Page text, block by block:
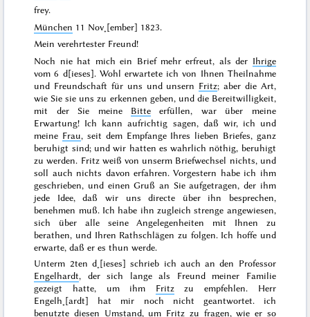
frey.
München 11 Nov˖[ember] 1823.
Mein verehrtester Freund!
Noch nie hat mich ein Brief mehr erfreut, als der Ihrige
vom6 d[ieses]. Wohl erwartete ich von Ihnen Theilnahme
und Freundschaft für uns und unsern Fritz; aber die Art,
wie Sie sie uns zu erkennen geben, und die Bereitwilligkeit,
mit der Sie meine Bitte erfüllen, war über meine
Erwartung! Ich kann aufrichtig sagen, daß wir, ich und
meine Frau, seit dem Empfange Ihres lieben Briefes, ganz
beruhigt sind; und wir hatten es wahrlich nöthig, beruhigt
zu werden. Fritz weiß von unserm Briefwechsel nichts, und
soll auch nichts davon erfahren.Vorgestern habe ich ihm
geschrieben, und einen Gruß an Sie aufgetragen, der ihm
jede Idee, daß wir uns directe über ihn besprechen,
benehmen muß. Ich habe ihn zugleich strenge angewiesen,
sich über alle seine Angelegenheiten mit Ihnen zu
berathen, und Ihren Rathschlägen zu folgen. Ich hoffe und
erwarte, daß er es thun werde.
Unterm 2ten d˖[ieses] schrieb ich auch an den Professor
Engelhardt, der sich lange als Freund meiner Familie
gezeigt hatte, um ihm Fritzzu empfehlen. Herr
Engelh˖[ardt] hat mir noch nicht geantwortet. ich
benutzte diesen Umstand, um Fritz zu fragen, wie er so